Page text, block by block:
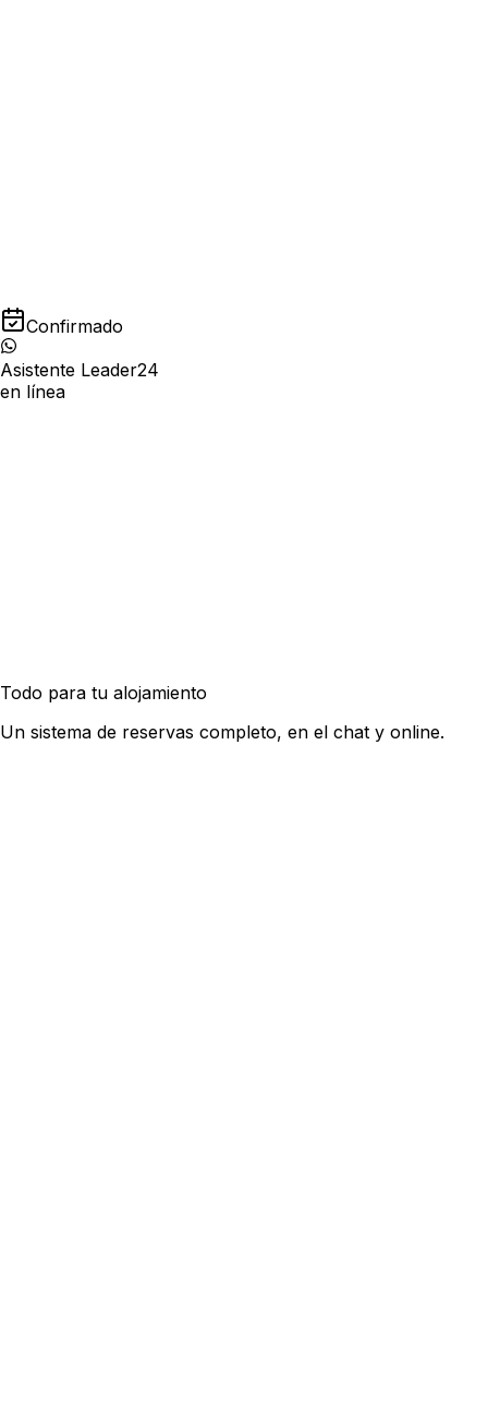
Confirmado
Asistente Leader24
en línea
Todo para tu alojamiento
Un sistema de reservas completo, en el chat y online.